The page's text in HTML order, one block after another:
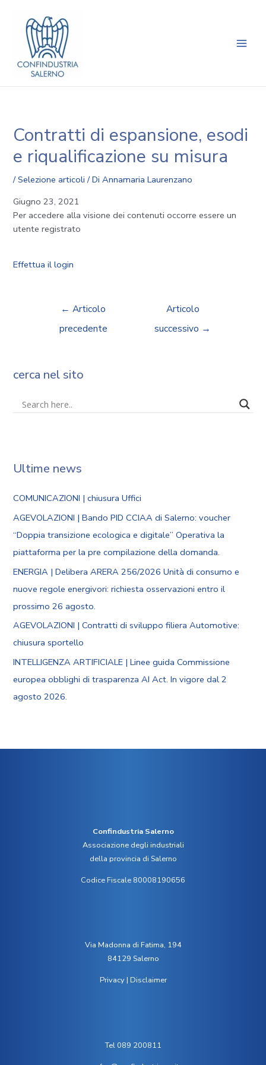
contenuto
Contratti di espansione, esodi
e riqualificazione su misura
/Selezione articoli / DiAnnamaria Laurenzano
Giugno 23, 2021
Per accedere alla visione dei contenuti occorre essere un
utente registrato
Effettua il login
articoli
← Articolo
precedente
Articolo
successivo →
cerca nel sito
Ultime news
COMUNICAZIONI | chiusura Uffici
AGEVOLAZIONI | Bando PID CCIAA di Salerno: voucher
“Doppia transizione ecologica e digitale” Operativa la
piattaforma per la pre compilazione della domanda.
ENERGIA | Delibera ARERA 256/2026 Unità di consumo e
nuove regole energivori: richiesta osservazioni entro il
prossimo 26 agosto.
AGEVOLAZIONI | Contratti di sviluppo filiera Automotive:
chiusura sportello
INTELLIGENZA ARTIFICIALE | Linee guida Commissione
europea obblighi di trasparenza AI Act. In vigore dal 2
agosto 2026.
Confindustria Salerno
Associazione degli industriali
della provincia di Salerno
Codice Fiscale 80008190656
Via Madonna di Fatima, 194
84129 Salerno
Privacy| Disclaimer
Tel 089 200811